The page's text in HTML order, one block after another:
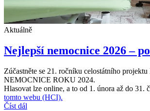
Aktuálně
Nejlepší nemocnice 2026 –
Zúčastněte se 21. ročníku celostátního
NEMOCNICE ROKU 2024.
Hlasovat lze online, a to od 1. února až do 31.
tomto webu (HCI).
Číst dál